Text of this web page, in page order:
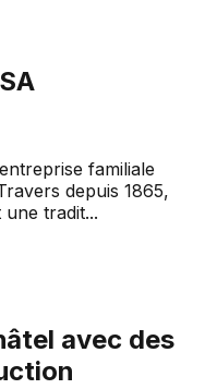
familiale
depuis 1865,
tradit...
avec des